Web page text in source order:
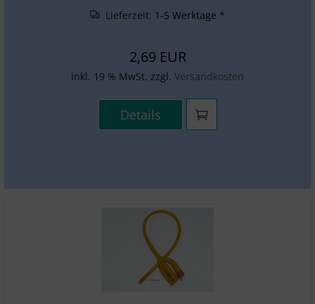
Lieferzeit: 1-5 Werktage *
2,69 EUR
inkl. 19 % MwSt. zzgl. Versandkosten
Details